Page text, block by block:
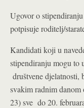
Ugovor o
potpisuje roditelj/
Kandidati koji u
stipendiranju mogu to
društvene djelatnosti,
svakim radnim
23) sve do 20.